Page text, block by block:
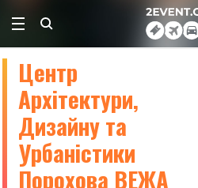
Центр
Архітектури,
Дизайну та
Урбаністики
Порохова ВЕЖА